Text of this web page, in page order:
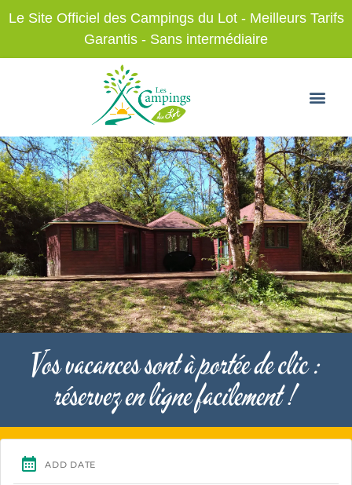
Le Site Officiel des Campings du Lot - Meilleurs Tarifs
Garantis - Sans intermédiaire
Vos vacances sont à portée de clic :
réservez en ligne facilement !